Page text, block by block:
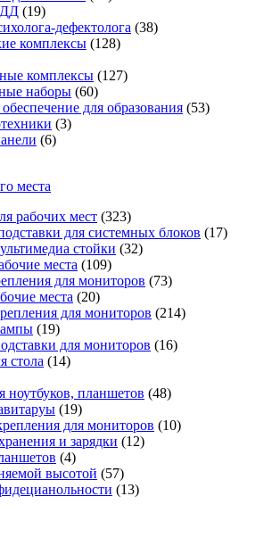
(19)
дефектолога (38)
комплексы (128)
комплексы (127)
наборы (60)
для образования (53)
(3)
(6)
места
рабочих мест (323)
для системных блоков (17)
стойки (32)
места (109)
для мониторов (73)
места (20)
для мониторов (214)
(19)
для мониторов (16)
стола (14)
ноутбуков, планшетов (48)
(19)
для мониторов (10)
и зарядки (12)
(4)
высотой (57)
(13)